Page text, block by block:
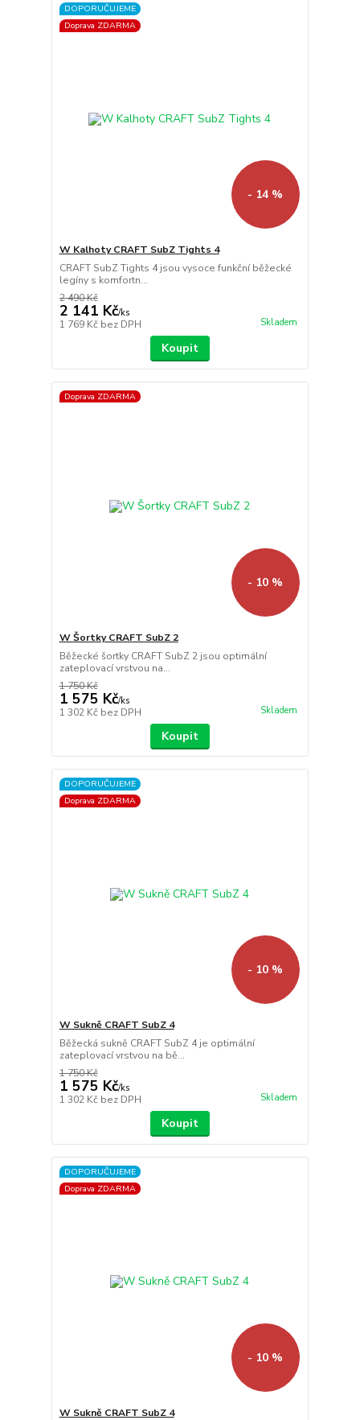
DOPORUČUJEME
Doprava ZDARMA
- 14 %
W Kalhoty CRAFT SubZ Tights 4
CRAFT SubZ Tights 4 jsou vysoce funkční běžecké
legíny s komfortn...
2 490 Kč
2 141 Kč/ks
1 769 Kč bez DPH Skladem
Koupit
Doprava ZDARMA
- 10 %
W Šortky CRAFT SubZ 2
Běžecké šortky CRAFT SubZ 2 jsou optimální
zateplovací vrstvou na...
1 750 Kč
1 575 Kč/ks
1 302 Kč bez DPH Skladem
Koupit
DOPORUČUJEME
Doprava ZDARMA
- 10 %
W Sukně CRAFT SubZ 4
Běžecká sukně CRAFT SubZ 4 je optimální
zateplovací vrstvou na bě...
1 750 Kč
1 575 Kč/ks
1 302 Kč bez DPH Skladem
Koupit
DOPORUČUJEME
Doprava ZDARMA
- 10 %
W Sukně CRAFT SubZ 4